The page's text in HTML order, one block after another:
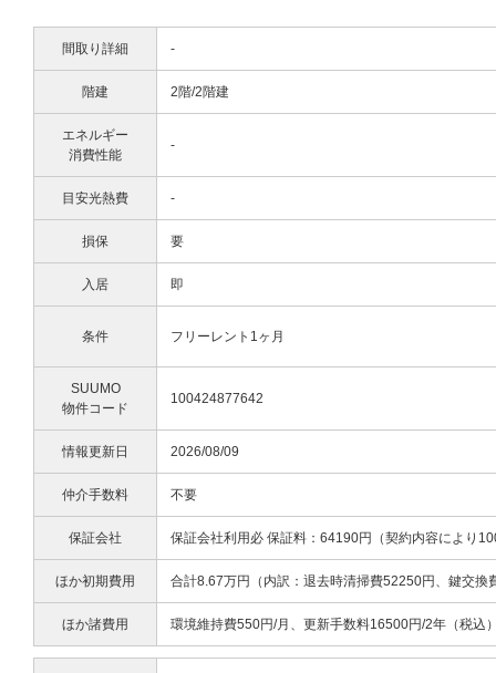
間取り詳細 -
階建 2階/2階建
エネルギー
消費性能
-
目安光熱費 -
損保 要
入居 即
条件 フリーレント1ヶ月
SUUMO
物件コード
100424877642
情報更新日 2026/08/09
仲介手数料 不要
保証会社 保証会社利用必 保証料：64190円（契約内容により
ほか初期費用 合計8.67万円（内訳：退去時清掃費52250円、鍵交
ほか諸費用 環境維持費550円/月、更新手数料16500円/2年（税込